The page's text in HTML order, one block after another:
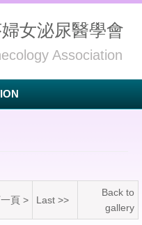
女泌尿醫學會
Association
頁 > Last >>
Back to
gallery